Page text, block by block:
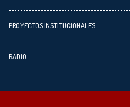
PROYECTOS INSTITUCIONALES
RADIO